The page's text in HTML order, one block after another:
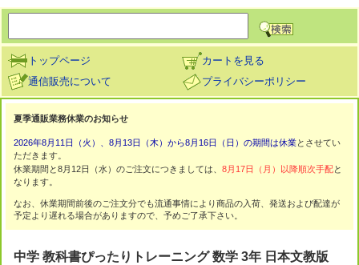
トップページ
カートを見る
通信販売について
プライバシーポリシー
夏季通販業務休業のお知らせ
2026年8月11日（火）、8月13日（木）から8月16日（日）の期間は休業とさせてい
ただきます。
休業期間と8月12日（水）のご注文につきましては、 8月17日（月）以降順次手配と
なります。
なお、休業期間前後のご注文分でも流通事情により商品の入荷、発送および配達が
予定より遅れる場合がありますので、予めご了承下さい。
中学 教科書ぴったりトレーニング 数学 3年 日本文教版